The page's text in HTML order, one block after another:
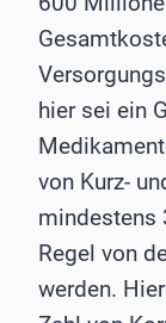
hier sei ein
von Kurz-
mindestens
Regel von
werden.